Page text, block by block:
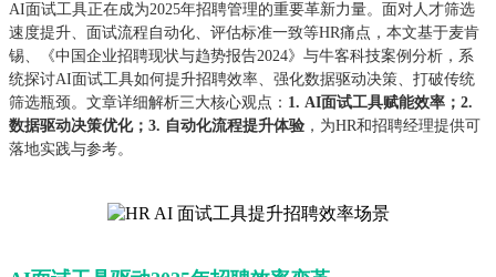
AI面试工具正在成为2025年招聘管理的重要革新力量。面对人才筛选
速度提升、面试流程自动化、评估标准一致等HR痛点，本文基于麦肯
锡、《中国企业招聘现状与趋势报告2024》与牛客科技案例分析，系
统探讨AI面试工具如何提升招聘效率、强化数据驱动决策、打破传统
筛选瓶颈。文章详细解析三大核心观点： 1. AI面试工具赋能效率；2.
数据驱动决策优化；3. 自动化流程提升体验 ，为HR和招聘经理提供可
落地实践与参考。